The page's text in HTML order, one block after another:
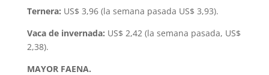
Ternera: US$ 3,96 (la semana pasada US$ 3,93).
Vaca de invernada: US$ 2,42 (la semana pasada, US$
2,38).
MAYOR FAENA.